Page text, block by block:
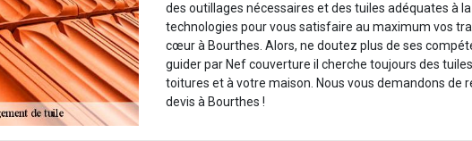
des outillages nécessaires et des tuiles adéquates à
technologies pour vous satisfaire au maximum vos
cœur à Bourthes. Alors, ne doutez plus de ses
guider par Nef couverture il cherche toujours des
toitures et à votre maison. Nous vous demandons de
devis à Bourthes !